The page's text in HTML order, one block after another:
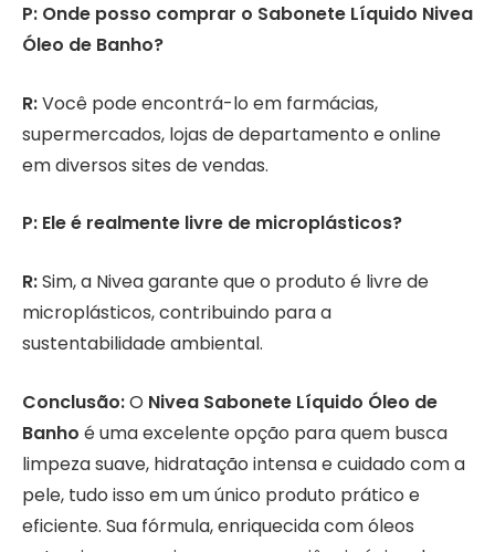
P: Onde posso comprar o Sabonete Líquido Nivea
Óleo de Banho?
R:Você pode encontrá-lo em farmácias,
supermercados, lojas de departamento e online
em diversos sites de vendas.
P: Ele é realmente livre de microplásticos?
R:Sim, a Nivea garante que o produto é livre de
microplásticos, contribuindo para a
sustentabilidade ambiental.
Conclusão:O Nivea Sabonete Líquido Óleo de
Banho é uma excelente opção para quem busca
limpeza suave, hidratação intensa e cuidado com a
pele, tudo isso em um único produto prático e
eficiente. Sua fórmula, enriquecida com óleos